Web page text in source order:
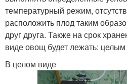
температурный режим,
расположить плод таким
друг друга. Также на срок
виде овощ будет лежать:
В целом виде